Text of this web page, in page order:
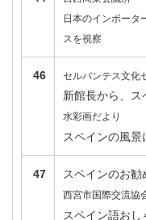
日本のインポータ
スを視察
46 セルバンテス文化
新館長から、
水彩画だより
スペインの風
47 スペインのお
西宮市国際交流協
スペイン語お